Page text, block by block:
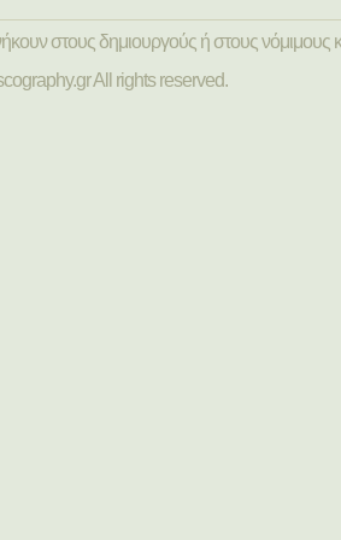
στους δημιουργούς ή στους νόμιμους
All rights reserved.